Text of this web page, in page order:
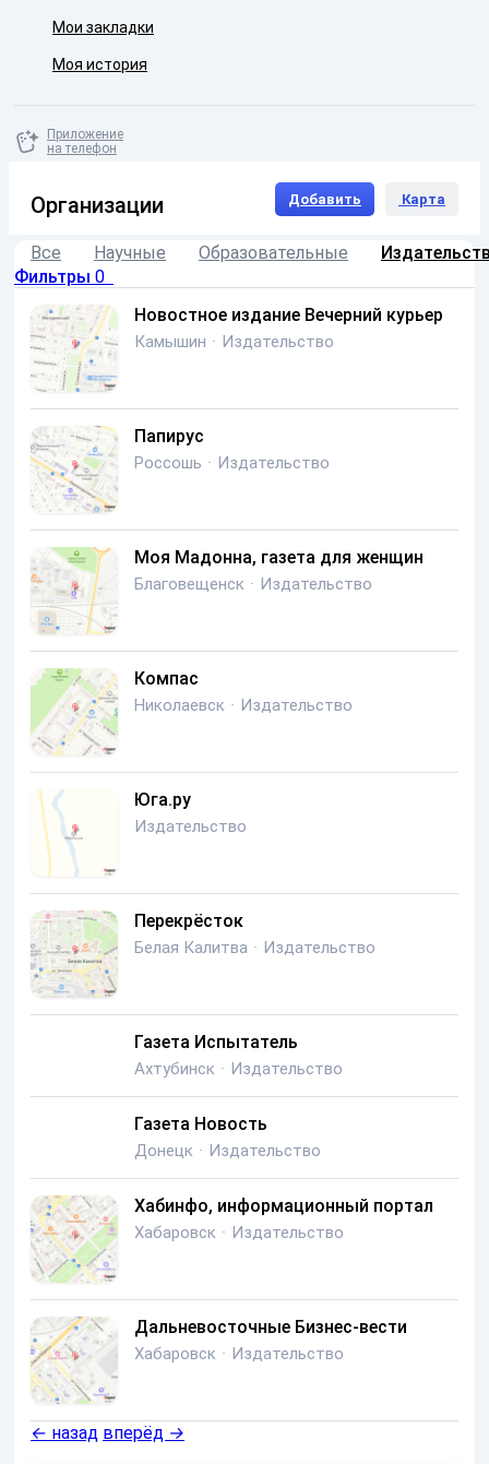
Мои закладки
Моя история
Приложение
на телефон
Организации Добавить Карта
Все Научные Образовательные
Фильтры 0
Новостное издание Вечерний курьер
Камышин · Издательство
Папирус
Россошь · Издательство
Моя Мадонна, газета для женщин
Благовещенск · Издательство
Компас
Николаевск · Издательство
Юга.ру
Издательство
Перекрёсток
Белая Калитва · Издательство
Газета Испытатель
Ахтубинск · Издательство
Газета Новость
Донецк · Издательство
Хабинфо, информационный портал
Хабаровск · Издательство
Дальневосточные Бизнес-вести
Хабаровск · Издательство
← назад вперёд →